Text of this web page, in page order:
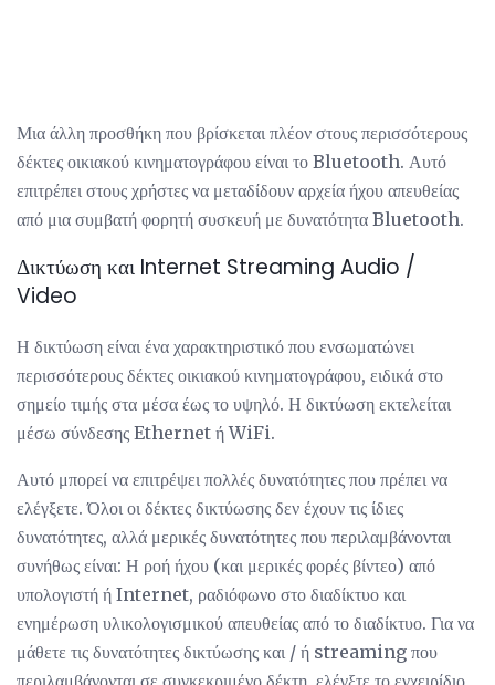
Μια άλλη προσθήκη που βρίσκεται πλέον στους περισσότερους
δέκτες οικιακού κινηματογράφου είναι το Bluetooth. Αυτό
επιτρέπει στους χρήστες να μεταδίδουν αρχεία ήχου απευθείας
από μια συμβατή φορητή συσκευή με δυνατότητα Bluetooth.
Δικτύωση και Internet Streaming Audio /
Video
Η δικτύωση είναι ένα χαρακτηριστικό που ενσωματώνει
περισσότερους δέκτες οικιακού κινηματογράφου, ειδικά στο
σημείο τιμής στα μέσα έως το υψηλό. Η δικτύωση εκτελείται
μέσω σύνδεσης Ethernet ή WiFi.
Αυτό μπορεί να επιτρέψει πολλές δυνατότητες που πρέπει να
ελέγξετε. Όλοι οι δέκτες δικτύωσης δεν έχουν τις ίδιες
δυνατότητες, αλλά μερικές δυνατότητες που περιλαμβάνονται
συνήθως είναι: Η ροή ήχου (και μερικές φορές βίντεο) από
υπολογιστή ή Internet, ραδιόφωνο στο διαδίκτυο και
ενημέρωση υλικολογισμικού απευθείας από το διαδίκτυο. Για να
μάθετε τις δυνατότητες δικτύωσης και / ή streaming που